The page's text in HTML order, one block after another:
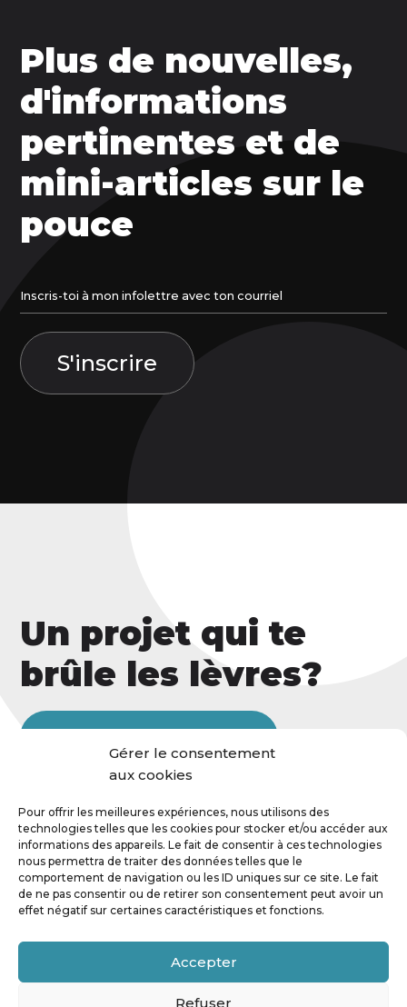
Gérer le consentement
aux cookies
Pour offrir les meilleures expériences, nous utilisons des
technologies telles que les cookies pour stocker et/ou accéder aux
informations des appareils. Le fait de consentir à ces technologies
nous permettra de traiter des données telles que le
comportement de navigation ou les ID uniques sur ce site. Le fait
de ne pas consentir ou de retirer son consentement peut avoir un
effet négatif sur certaines caractéristiques et fonctions.
Accepter
Refuser
Plus de nouvelles,
d'informations
pertinentes et de
mini-articles sur le
pouce
Un projet qui te
brûle les lèvres?
Fb. Inst. Li. Tk.